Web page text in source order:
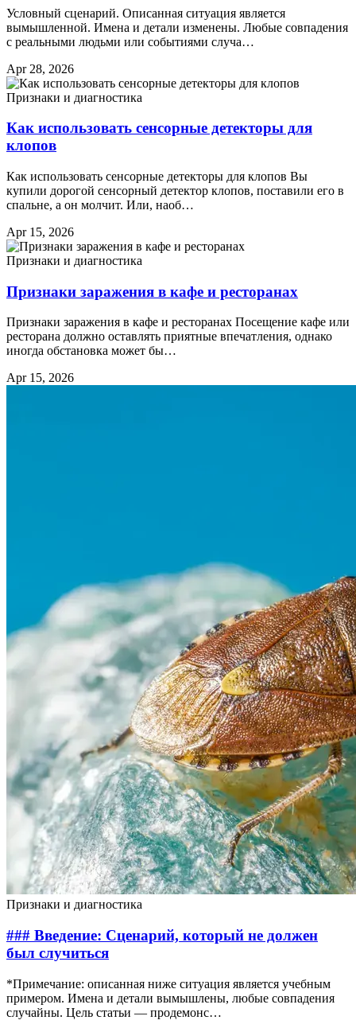
Условный сценарий. Описанная ситуация является
вымышленной. Имена и детали изменены. Любые совпадения
с реальными людьми или событиями случа…
Apr 28, 2026
Признаки и диагностика
Как использовать сенсорные детекторы для
клопов
Как использовать сенсорные детекторы для клопов Вы
купили дорогой сенсорный детектор клопов, поставили его в
спальне, а он молчит. Или, наоб…
Apr 15, 2026
Признаки и диагностика
Признаки заражения в кафе и ресторанах
Признаки заражения в кафе и ресторанах Посещение кафе или
ресторана должно оставлять приятные впечатления, однако
иногда обстановка может бы…
Apr 15, 2026
Признаки и диагностика
### Введение: Сценарий, который не должен
был случиться
*Примечание: описанная ниже ситуация является учебным
примером. Имена и детали вымышлены, любые совпадения
случайны. Цель статьи — продемонс…